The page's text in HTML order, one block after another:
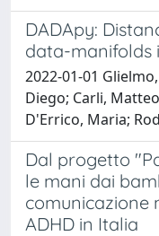
DADApy:
data-manifolds
2022-01-01
Diego; Carli,
D'Errico, Maria;
Dal progetto
le mani dai
comunicazione
ADHD in Italia